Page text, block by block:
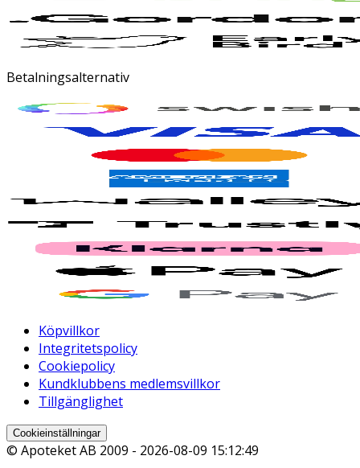
Betalningsalternativ
Köpvillkor
Integritetspolicy
Cookiepolicy
Kundklubbens medlemsvillkor
Tillgänglighet
Cookieinställningar
© Apoteket AB 2009 - 2026-08-09 15:12:49